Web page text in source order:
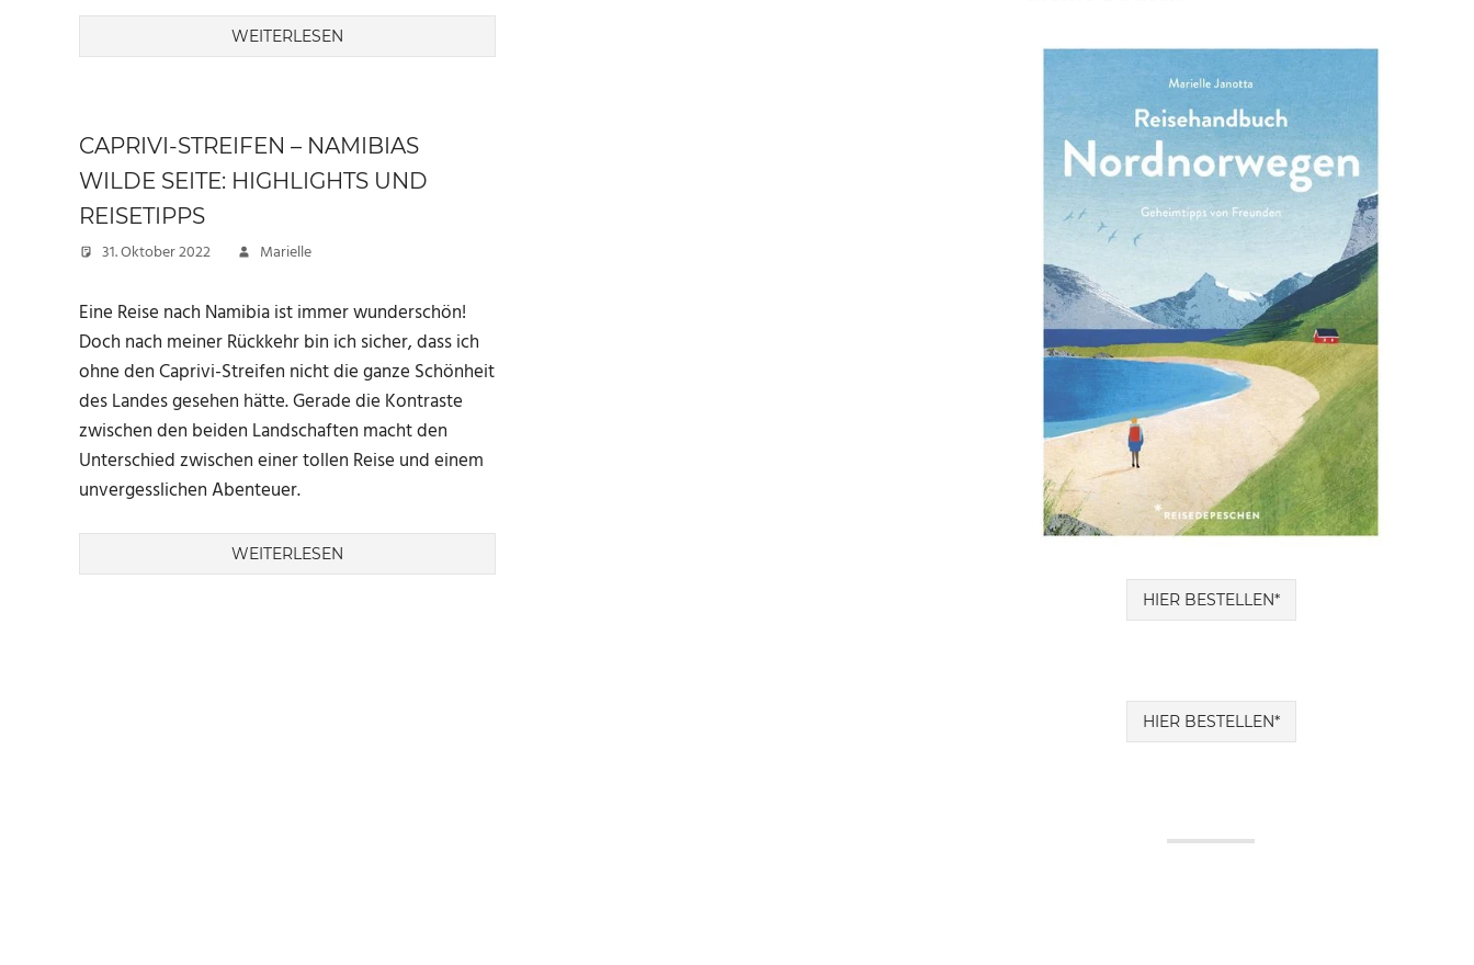
WEITERLESEN
CAPRIVI-STREIFEN – NAMIBIAS
WILDE SEITE: HIGHLIGHTS UND
REISETIPPS
31. Oktober 2022 Marielle
Eine Reise nach Namibia ist immer wunderschön!
Doch nach meiner Rückkehr bin ich sicher, dass ich
ohne den Caprivi-Streifen nicht die ganze Schönheit
des Landes gesehen hätte. Gerade die Kontraste
zwischen den beiden Landschaften macht den
Unterschied zwischen einer tollen Reise und einem
unvergesslichen Abenteuer.
WEITERLESEN
HIER BESTELLEN*
HIER BESTELLEN*